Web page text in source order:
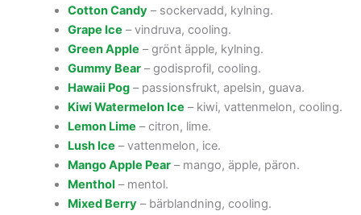
Cotton Candy– sockervadd, kylning.
Grape Ice – vindruva, cooling.
Green Apple – grönt äpple, kylning.
Gummy Bear– godisprofil, cooling.
Hawaii Pog– passionsfrukt, apelsin, guava.
Kiwi Watermelon Ice – kiwi, vattenmelon, cooling.
Lemon Lime – citron, lime.
Lush Ice – vattenmelon, ice.
Mango Apple Pear– mango, äpple, päron.
Menthol – mentol.
Mixed Berry– bärblandning, cooling.